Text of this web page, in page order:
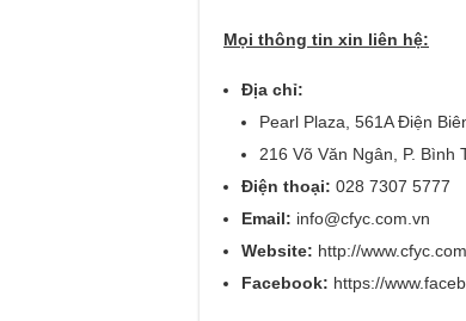
Mọi thông tin xin liên hệ:
Địa chỉ:
Pearl Plaza, 561A Điện
216 Võ Văn Ngân, P. Bình
Điện thoại: 028 7307 5777
Email: info@cfyc.com.vn
Website: http://
Facebook: https://